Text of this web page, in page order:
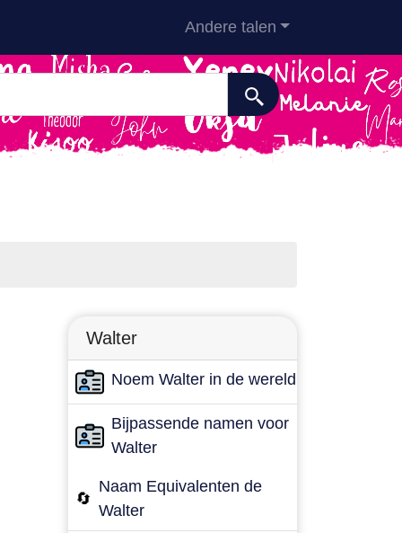
Andere talen
Walter
Noem Walter in de wereld
Bijpassende namen voor
Walter
🔄
Naam Equivalenten de
Walter